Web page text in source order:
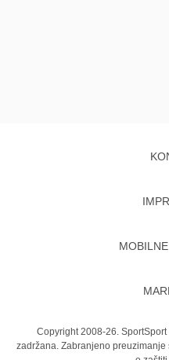
Copyright 2008-26.
zadržana. Zabranjeno